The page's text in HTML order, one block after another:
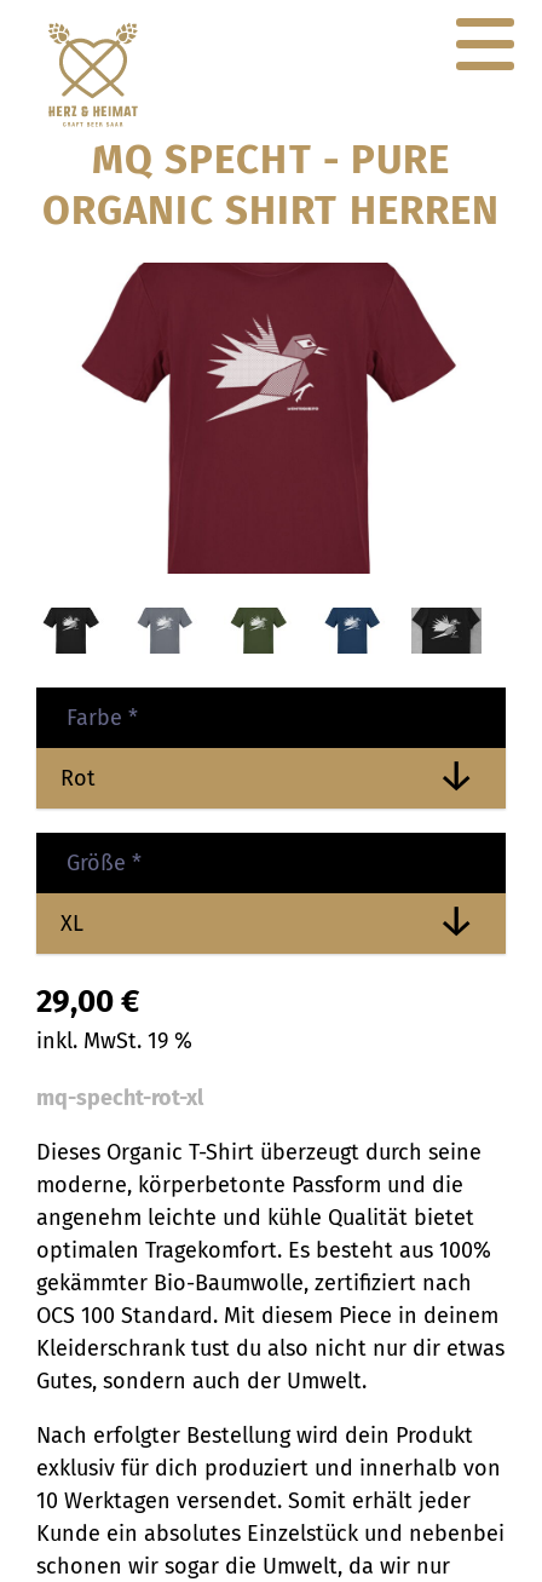
MQ SPECHT - PURE
ORGANIC SHIRT HERREN
Farbe *
Größe *
29,00€
inkl. MwSt. 19 %
mq-specht-rot-xl
Dieses Organic T-Shirt überzeugt durch seine
moderne, körperbetonte Passform und die
angenehm leichte und kühle Qualität bietet
optimalen Tragekomfort. Es besteht aus 100%
gekämmter Bio-Baumwolle, zertifiziert nach
OCS 100 Standard. Mit diesem Piece in deinem
Kleiderschrank tust du also nicht nur dir etwas
Gutes, sondern auch der Umwelt.
Nach erfolgter Bestellung wird dein Produkt
exklusiv für dich produziert und innerhalb von
10 Werktagen versendet. Somit erhält jeder
Kunde ein absolutes Einzelstück und nebenbei
schonen wir sogar die Umwelt, da wir nur